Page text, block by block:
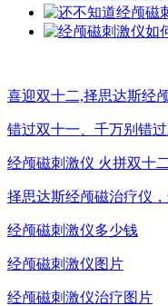
喜迎双十二,择思达斯经
错过双十一、千万别错
经颅磁刺激仪 火拼双十
择思达斯经颅磁治疗仪
经颅磁刺激仪多少钱
经颅磁刺激仪图片
经颅磁刺激仪治疗图片